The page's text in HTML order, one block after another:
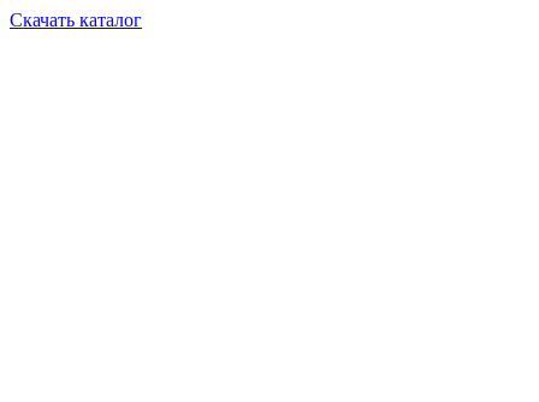
Скачать каталог